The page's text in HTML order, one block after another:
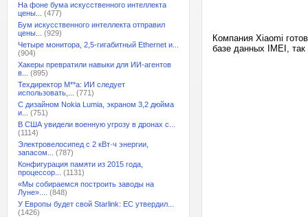
На фоне бума искусственного интеллекта
цены...
(477)
Бум искусственного интеллекта отправил
цены...
(929)
Четыре монитора, 2,5-гигабитный Ethernet и...
(904)
Хакеры превратили навыки для ИИ-агентов
в...
(895)
Техдиректор M**a: ИИ следует
использовать,...
(771)
С дизайном Nokia Lumia, экраном 3,2 дюйма
и...
(751)
В США увидели военную угрозу в дронах с...
(1114)
Электровелосипед с 2 кВт·ч энергии,
запасом...
(787)
Конфигурация памяти из 2015 года,
процессор...
(1131)
«Мы собираемся построить заводы на
Луне»....
(848)
У Европы будет свой Starlink: ЕС утвердил...
(1426)
Компания Xiaomi
базе данных IMEI,